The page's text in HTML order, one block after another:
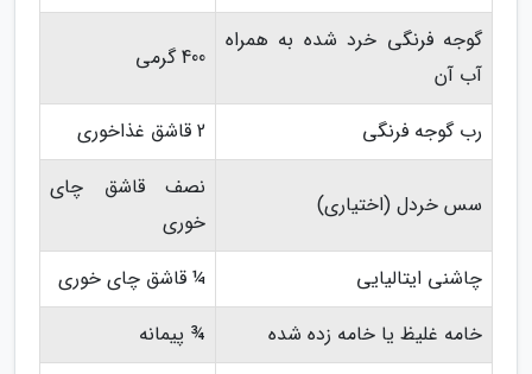
گوجه فرنگی خرد شده به همراه
آب آن
400 گرمی
رب گوجه فرنگی 2 قاشق غذاخوری
سس خردل (اختیاری)
نصف قاشق چای
خوری
چاشنی ایتالیایی
¼ قاشق چای خوری
خامه غلیظ یا خامه زده شده
¾ پیمانه